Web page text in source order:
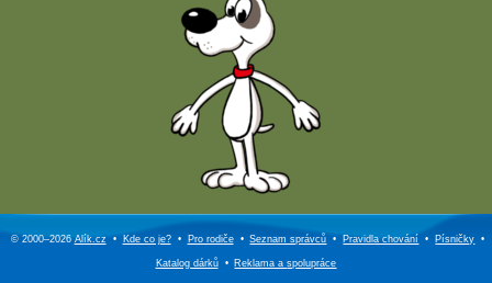
© 2000–2026Alík.cz • Kde co je? • Pro rodiče • Seznam správců • Pravidla chování • Písničky •
Katalog dárků • Reklama aspolupráce